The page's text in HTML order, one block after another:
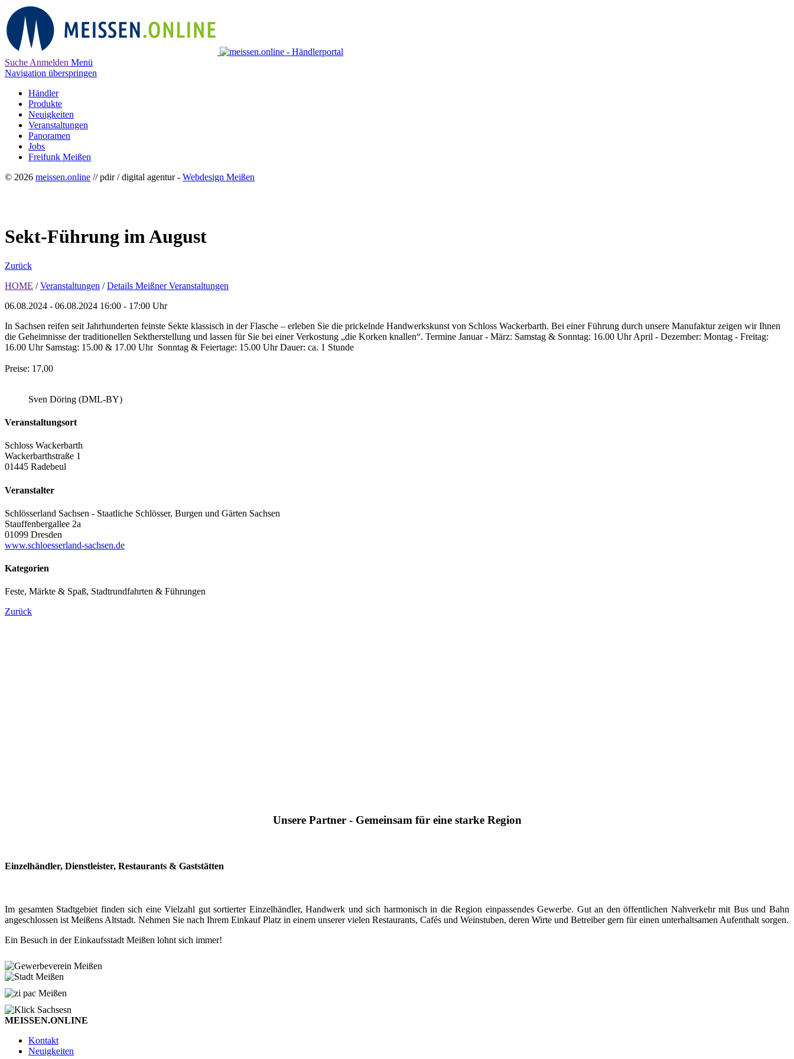
Suche Anmelden Menü
Navigation überspringen
Händler
Produkte
Neuigkeiten
Veranstaltungen
Panoramen
Jobs
Freifunk Meißen
© 2026 meissen.online // pdir / digital agentur - Webdesign Meißen
Sekt-Führung im August
Zurück
HOME / Veranstaltungen / Details Meißner Veranstaltungen
06.08.2024 - 06.08.2024 16:00 - 17:00 Uhr
In Sachsen reifen seit Jahrhunderten feinste Sekte klassisch in der Flasche – erleben Sie die prickelnde Handwerkskunst von Schloss Wackerbarth. Bei einer Führung durch unsere Manufaktur zeigen wir Ihnen
die Geheimnisse der traditionellen Sektherstellung und lassen für Sie bei einer Verkostung „die Korken knallen“. Termine Januar - März: Samstag & Sonntag: 16.00 Uhr April - Dezember: Montag - Freitag:
16.00 Uhr Samstag: 15.00 & 17.00 Uhr Sonntag & Feiertage: 15.00 Uhr Dauer: ca. 1 Stunde
Preise: 17,00
Sven Döring (DML-BY)
Veranstaltungsort
Schloss Wackerbarth
Wackerbarthstraße 1
01445 Radebeul
Veranstalter
Schlösserland Sachsen - Staatliche Schlösser, Burgen und Gärten Sachsen
Stauffenbergallee 2a
01099 Dresden
www.schloesserland-sachsen.de
Kategorien
Feste, Märkte & Spaß, Stadtrundfahrten & Führungen
Zurück
Unsere Partner - Gemeinsam für eine starke Region
Einzelhändler, Dienstleister, Restaurants & Gaststätten
Im gesamten Stadtgebiet finden sich eine Vielzahl gut sortierter Einzelhändler, Handwerk und sich harmonisch in die Region einpassendes Gewerbe. Gut an den öffentlichen Nahverkehr mit Bus und Bahn
angeschlossen ist Meißens Altstadt. Nehmen Sie nach Ihrem Einkauf Platz in einem unserer vielen Restaurants, Cafés und Weinstuben, deren Wirte und Betreiber gern für einen unterhaltsamen Aufenthalt sorgen.
Ein Besuch in der Einkaufsstadt Meißen lohnt sich immer!
MEISSEN.ONLINE
Kontakt
Neuigkeiten